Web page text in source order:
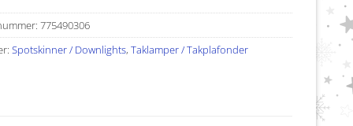
775490306
Spotskinner / Downlights, Taklamper / Takplafonder